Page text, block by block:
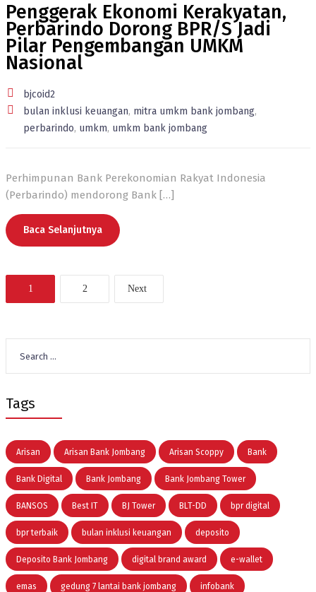
Penggerak Ekonomi Kerakyatan,
Perbarindo Dorong BPR/S Jadi
Pilar Pengembangan UMKM
Nasional
bjcoid2
bulan inklusi keuangan, mitra umkm bank jombang,
perbarindo, umkm, umkm bank jombang
Perhimpunan Bank Perekonomian Rakyat Indonesia
(Perbarindo) mendorong Bank […]
Baca Selanjutnya
1 2 Next
for:
Tags
Arisan Arisan Bank Jombang Arisan Scoppy Bank
Bank Digital Bank Jombang Bank Jombang Tower
BANSOS Best IT BJ Tower BLT-DD bpr digital
bpr terbaik bulan inklusi keuangan deposito
Deposito Bank Jombang digital brand award e-wallet
emas gedung 7 lantai bank jombang infobank